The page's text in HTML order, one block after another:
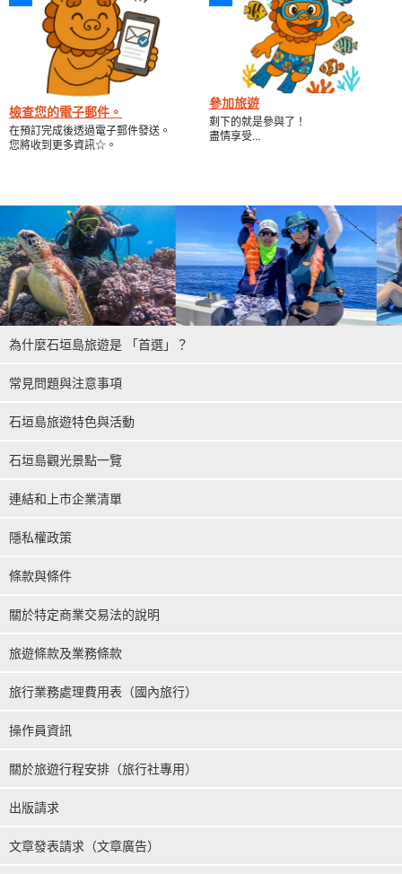
檢查您的電子郵件。
在預訂完成後透過電子郵件發送。
您將收到更多資訊☆。
參加旅遊
剩下的就是參與了！
盡情享受...
為什麼石垣島旅遊是 「首選」？
常見問題與注意事項
石垣島旅遊特色與活動
石垣島觀光景點一覽
連結和上市企業清單
隱私權政策
條款與條件
關於特定商業交易法的說明
旅遊條款及業務條款
旅行業務處理費用表（國內旅行）
操作員資訊
關於旅遊行程安排（旅行社專用）
出版請求
文章發表請求（文章廣告）